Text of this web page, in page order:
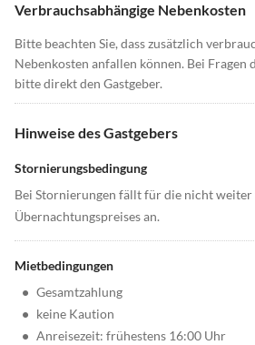
Verbrauchsabhängige Nebenkosten
Bitte beachten Sie, dass zusätzlich
Nebenkosten anfallen können. Bei Fragen
bitte direkt den Gastgeber.
Hinweise des Gastgebers
Stornierungsbedingung
Bei Stornierungen fällt für die nicht weiter
Übernachtungspreises an.
Mietbedingungen
• Gesamtzahlung
• keine Kaution
• Anreisezeit: frühestens 16:00 Uhr